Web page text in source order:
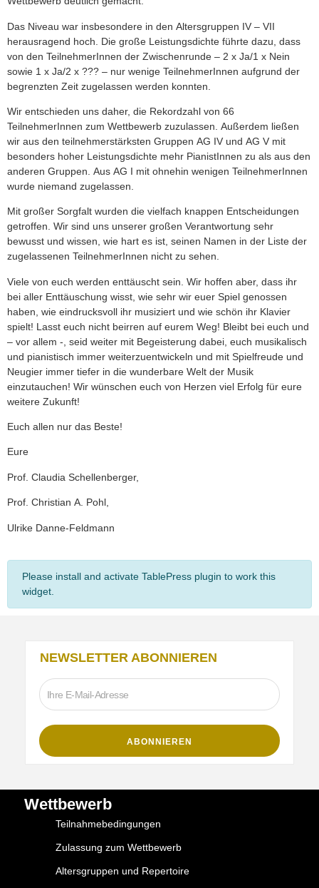
Das Niveau war insbesondere in den Altersgruppen IV – VII
herausragend hoch. Die große Leistungsdichte führte dazu, dass
von den TeilnehmerInnen der Zwischenrunde – 2 x Ja/1 x Nein
sowie 1 x Ja/2 x ??? – nur wenige TeilnehmerInnen aufgrund der
begrenzten Zeit zugelassen werden konnten.
Wir entschieden uns daher, die Rekordzahl von 66
TeilnehmerInnen zum Wettbewerb zuzulassen. Außerdem ließen
wir aus den teilnehmerstärksten Gruppen AG IV und AG V mit
besonders hoher Leistungsdichte mehr PianistInnen zu als aus den
anderen Gruppen. Aus AG I mit ohnehin wenigen TeilnehmerInnen
wurde niemand zugelassen.
Mit großer Sorgfalt wurden die vielfach knappen Entscheidungen
getroffen. Wir sind uns unserer großen Verantwortung sehr
bewusst und wissen, wie hart es ist, seinen Namen in der Liste der
zugelassenen TeilnehmerInnen nicht zu sehen.
Viele von euch werden enttäuscht sein. Wir hoffen aber, dass ihr
bei aller Enttäuschung wisst, wie sehr wir euer Spiel genossen
haben, wie eindrucksvoll ihr musiziert und wie schön ihr Klavier
spielt! Lasst euch nicht beirren auf eurem Weg! Bleibt bei euch und
– vor allem -, seid weiter mit Begeisterung dabei, euch musikalisch
und pianistisch immer weiterzuentwickeln und mit Spielfreude und
Neugier immer tiefer in die wunderbare Welt der Musik
einzutauchen! Wir wünschen euch von Herzen viel Erfolg für eure
weitere Zukunft!
Euch allen nur das Beste!
Eure
Prof. Claudia Schellenberger,
Prof. Christian A. Pohl,
Ulrike Danne-Feldmann
Please install and activate TablePress plugin to work this
widget.
NEWSLETTER ABONNIEREN
Wettbewerb
Teilnahmebedingungen
Zulassung zum Wettbewerb
Altersgruppen und Repertoire